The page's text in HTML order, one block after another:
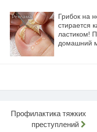
Грибок на
стирается
ластиком!
домашний
Профилактика тяжких
преступлений